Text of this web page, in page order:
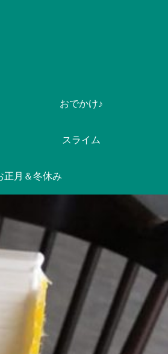
おでかけ♪
スライム
正月＆冬休み